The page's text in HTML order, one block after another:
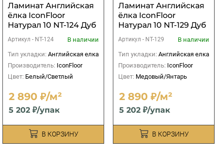
Ламинат Английская
ёлка IconFloor
Натурал 10 NT-124 Дуб
Артикул - NT-124
В наличии
Тип укладки: Английская елка
Производитель: IconFloor
Цвет: Белый/Светлый
2 890 ₽/м²
5 202 ₽/упак
В КОРЗИНУ
Ламинат Английская
ёлка IconFloor
Натурал 10 NT-129 Дуб
Артикул - NT-129
В наличии
Тип укладки: Английская елка
Производитель: IconFloor
Цвет: Медовый/Янтарь
2 890 ₽/м²
5 202 ₽/упак
В КОРЗИНУ